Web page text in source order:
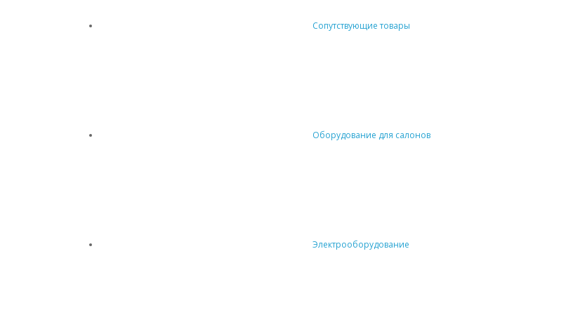
Сопутствующие товары
Оборудование для салонов
Электрооборудование